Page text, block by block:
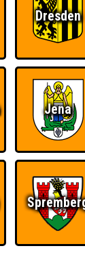
ÜBER UNS
Dresden
Jena